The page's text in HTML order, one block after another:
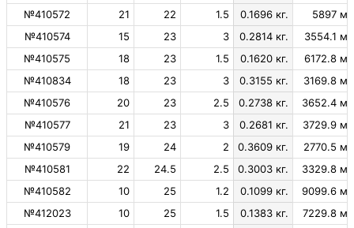
№410572
21 22 1.5 0.1696 кг.
5897 м.
№410574
15 23 3 0.2814 кг.
3554.1 м.
№410575
18 23 1.5 0.1620 кг.
6172.8 м.
№410834
18 23 3 0.3155 кг.
3169.8 м.
№410576
20 23 2.5 0.2738 кг.
3652.4 м.
№410577
21 23 3 0.2681 кг.
3729.9 м.
№410579
19 24 2 0.3609 кг.
2770.5 м.
№410581
22 24.5 2.5 0.3003 кг.
3329.8 м.
№410582
10 25 1.2 0.1099 кг.
9099.6 м.
№412023
10 25 1.5 0.1383 кг.
7229.8 м.